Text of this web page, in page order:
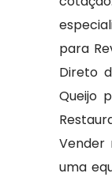
para
Direto
Queijo
Vender
uma